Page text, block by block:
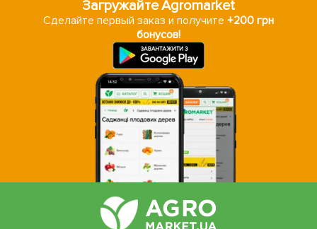
Загружайте Agromarket
Сделайте первый заказ и получите +200 грн
бонусов!